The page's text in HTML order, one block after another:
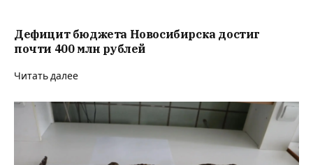
Дефицит бюджета Новосибирска достиг
почти 400 млн рублей
Читать далее